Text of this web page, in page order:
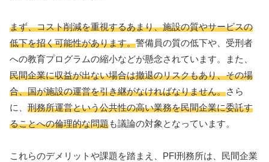
まず、コスト削減を重視するあまり、施設の質やサービスの
低下を招く可能性があります。警備員の質の低下や、受刑者
への教育プログラムの縮小などが懸念されています。また、
民間企業に収益が出ない場合は撤退のリスクもあり、その場
合、国が施設の運営を引き継がなければなりません。さら
に、 刑務所運営という公共性の高い業務を民間企業に委託す
ることへの倫理的な問題も議論の対象となっています。
これらのデメリットや課題を踏まえ、PFI刑務所は、民間企業